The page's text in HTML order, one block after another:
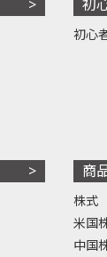
初
初心
商
株式
米国
中国